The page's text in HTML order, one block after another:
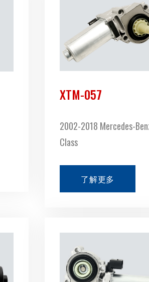
XTM-057
2002-2018 Mercedes-
Class
了解更多